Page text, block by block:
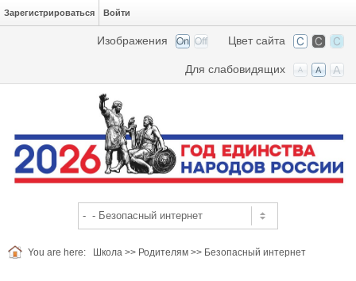
Зарегистрироваться Войти
Цвет сайта
Изображения
Для слабовидящих
You are here: Школа >> Родителям >> Безопасный интернет